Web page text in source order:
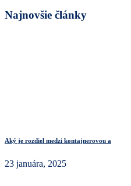
Najnovšie články
Aký je rozdiel medzi kontajnerovou a
23 januára, 2025